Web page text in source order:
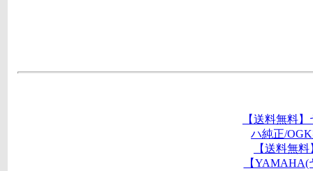
【送料無料
ハ純正/
【送料無料
【YAMAHA(